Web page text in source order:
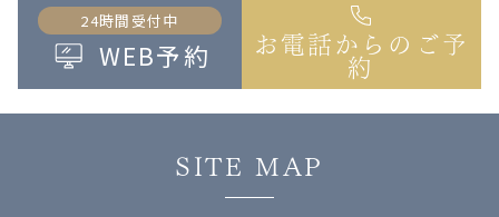
24時間受付中
WEB予約
お電話からのご予
約
SITE MAP